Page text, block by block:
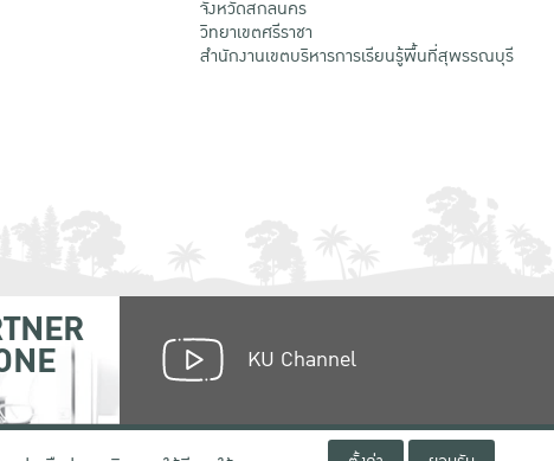
จังหวัดสกลนคร
วิทยาเขตศรีราชา
สำนักงานเขตบริหารการเรียนรู้พื้นที่สุพรรณบุรี
KU Channel